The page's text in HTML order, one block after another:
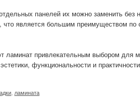
панелей их можно заменить без
что является большим преимуществом по
ламинат привлекательным выбором для
функциональности и
ламината